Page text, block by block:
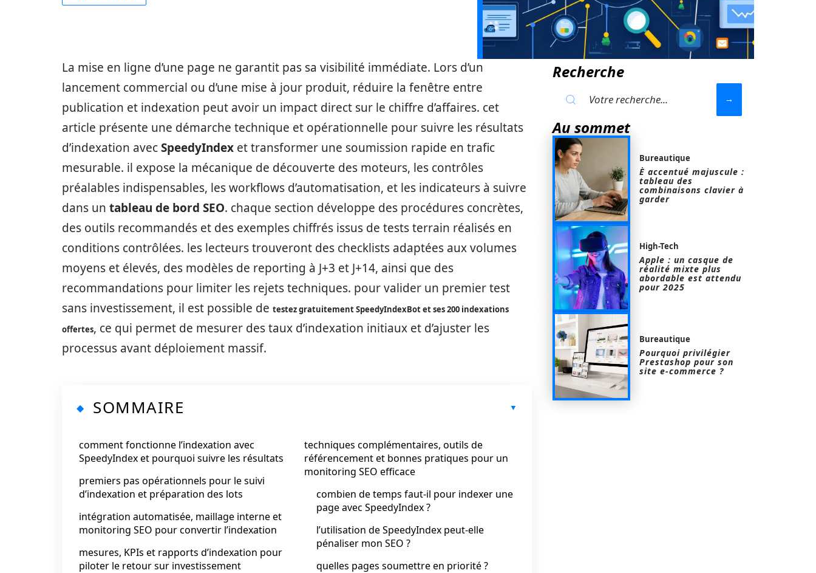
La mise en ligne d’une page ne garantit pas sa visibilité immédiate. Lors d’un
lancement commercial ou d’une mise à jour produit, réduire la fenêtre entre
publication et indexation peut avoir un impact direct sur le chiffre d’affaires. cet
article présente une démarche technique et opérationnelle pour suivre les résultats
d’indexation avecSpeedyIndex et transformer une soumission rapide en trafic
mesurable. il expose la mécanique de découverte des moteurs, les contrôles
préalables indispensables, les workflows d’automatisation, et les indicateurs à suivre
dans un tableau de bord SEO. chaque section développe des procédures concrètes,
des outils recommandés et des exemples chiffrés issus de tests terrain réalisés en
conditions contrôlées. les lecteurs trouveront des checklists adaptées aux volumes
moyens et élevés, des modèles de reporting à J+3 et J+14, ainsi que des
recommandations pour limiter les rejets techniques. pour valider un premier test
sans investissement, il est possible de testez gratuitement SpeedyIndexBot et ses 200 indexations
offertes, ce qui permet de mesurer des taux d’indexation initiaux et d’ajuster les
processus avant déploiement massif.
SOMMAIRE
comment fonctionne l’indexation avec
SpeedyIndex et pourquoi suivre les résultats
premiers pas opérationnels pour le suivi
d’indexation et préparation des lots
intégration automatisée, maillage interne et
monitoring SEO pour convertir l’indexation
mesures, KPIs et rapports d’indexation pour
piloter le retour sur investissement
techniques complémentaires, outils de
référencement et bonnes pratiques pour un
monitoring SEO efficace
combien de temps faut-il pour indexer une
page avec SpeedyIndex ?
l’utilisation de SpeedyIndex peut-elle
pénaliser mon SEO ?
quelles pages soumettre en priorité ?
Recherche
Au sommet
Bureautique
È accentué majuscule :
tableau des
combinaisons clavier à
garder
High-Tech
Apple : un casque de
réalité mixte plus
abordable est attendu
pour 2025
Bureautique
Pourquoi privilégier
Prestashop pour son
site e-commerce ?